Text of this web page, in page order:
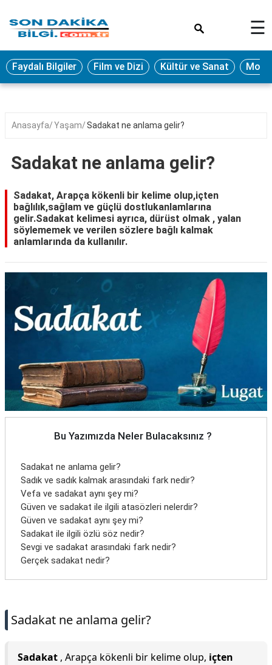
Eğitim
Ekonomi
Seyahat
Oyun
Yaşam
Hukuk
Blog
☰
Faydalı Bilgiler Film ve Dizi Kültür ve Sanat
Anasayfa Yaşam Sadakat ne anlama gelir?
Sadakat ne anlama gelir?
Sadakat, Arapça kökenli bir kelime olup,içten
bağlılık,sağlam ve güçlü dostlukanlamlarına
gelir.Sadakat kelimesi ayrıca, dürüst olmak , yalan
söylememek ve verilen sözlere bağlı kalmak
anlamlarında da kullanılır.
Bu Yazımızda Neler Bulacaksınız ?
Sadakat ne anlama gelir?
Sadık ve sadık kalmak arasındaki fark nedir?
Vefa ve sadakat aynı şey mi?
Güven ve sadakat ile ilgili atasözleri nelerdir?
Güven ve sadakat aynı şey mi?
Sadakat ile ilgili özlü söz nedir?
Sevgi ve sadakat arasındaki fark nedir?
Gerçek sadakat nedir?
Sadakat ne anlama gelir?
Sadakat , Arapça kökenli bir kelime olup, içten